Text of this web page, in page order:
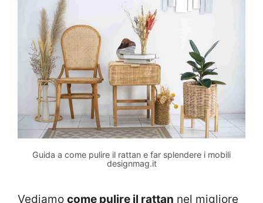
Guida a come pulire il rattan e far splendere i mobili
designmag.it
Vediamo come pulire il rattan nel migliore